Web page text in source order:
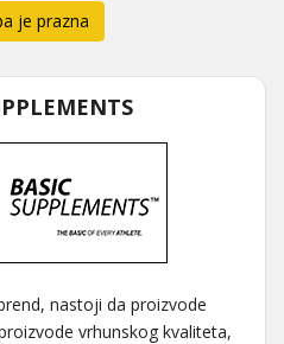
je prazna
nastoji da proizvode
vrhunskog kvaliteta,